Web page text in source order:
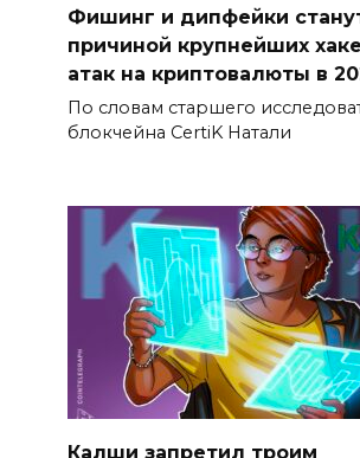
Фишинг и дипфейки
причиной крупнейших
атак на криптовалюты в
По словам старшего
блокчейна CertiK Натали
Калши запретил троим